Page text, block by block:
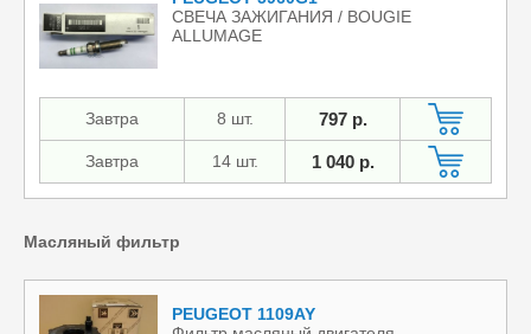
СВЕЧА ЗАЖИГАНИЯ / BOUGIE
ALLUMAGE
Завтра 8 шт. 797 р.
Завтра 14 шт. 1 040 р.
Масляный фильтр
PEUGEOT 1109AY